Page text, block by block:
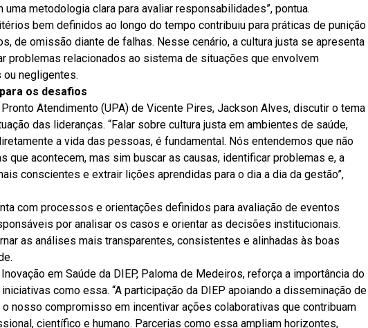
metodologia clara para avaliar responsabilidades”, pontua.
bem definidos ao longo do tempo contribuiu para práticas de punição
de omissão diante de falhas. Nesse cenário, a cultura justa se apresenta
problemas relacionados ao sistema de situações que envolvem
negligentes.
os desafios
Atendimento (UPA) de Vicente Pires, Jackson Alves, discutir o tema
das lideranças. “Falar sobre cultura justa em ambientes de saúde,
a vida das pessoas, é fundamental. Nós entendemos que não
que acontecem, mas sim buscar as causas, identificar problemas e, a
conscientes e extrair lições aprendidas para o dia a dia da gestão”,
com processos e orientações definidos para avaliação de eventos
por analisar os casos e orientar as decisões institucionais.
as análises mais transparentes, consistentes e alinhadas às boas
em Saúde da DIEP, Paloma de Medeiros, reforça a importância do
como essa. “A participação da DIEP apoiando a disseminação de
nosso compromisso em incentivar ações colaborativas que contribuam
científico e humano. Parcerias como essa ampliam horizontes,